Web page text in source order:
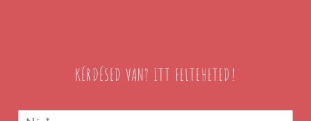
KÉRDÉSED VAN? ITT FELTEHETED!
N